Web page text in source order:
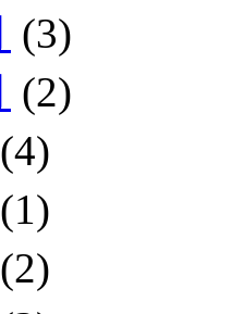
(3)
(2)
(4)
(1)
(2)